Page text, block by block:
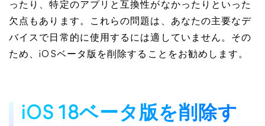
ったり、特定のアプリと互換性がなかったりといった
欠点もあります。これらの問題は、あなたの主要なデ
バイスで日常的に使用するには適していません。その
ため、iOSベータ版を削除することをお勧めします。
iOS 18ベータ版を削除す